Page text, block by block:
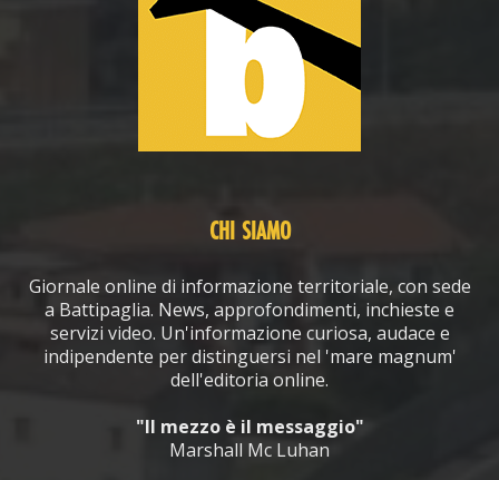
CHI SIAMO
Giornale online di informazione territoriale, con sede
a Battipaglia. News, approfondimenti, inchieste e
servizi video. Un'informazione curiosa, audace e
indipendente per distinguersi nel 'mare magnum'
dell'editoria online.
"Il mezzo è il messaggio"
Marshall Mc Luhan